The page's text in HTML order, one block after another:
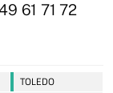
61 71 72
TOLEDO